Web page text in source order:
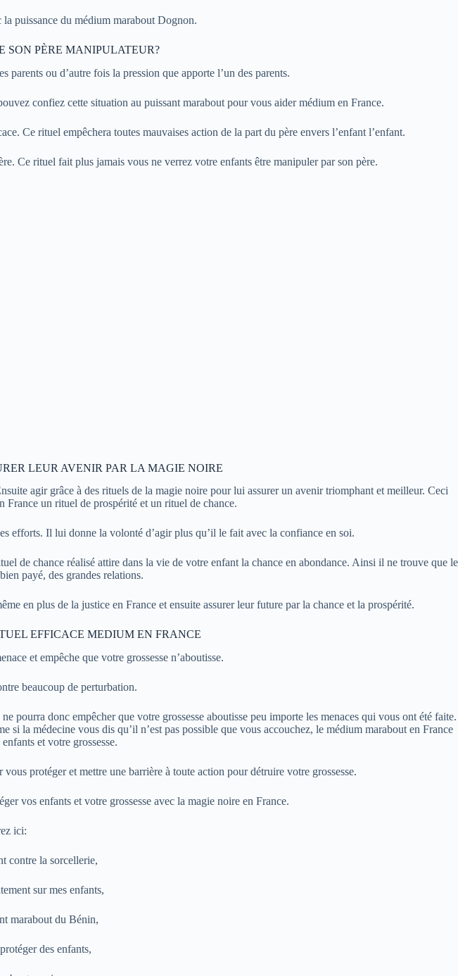
puissance du médium marabout Dognon.
SON PÈRE MANIPULATEUR?
parents ou d’autre fois la pression que apporte l’un des parents.
confiez cette situation au puissant marabout pour vous aider médium en France.
Ce rituel empêchera toutes mauvaises action de la part du père envers l’enfant l’enfant.
Ce rituel fait plus jamais vous ne verrez votre enfants être manipuler par son père.
LEUR AVENIR PAR LA MAGIE NOIRE
agir grâce à des rituels de la magie noire pour lui assurer un avenir triomphant et meilleur. Ceci
France un rituel de prospérité et un rituel de chance.
efforts. Il lui donne la volonté d’agir plus qu’il le fait avec la confiance en soi.
de chance réalisé attire dans la vie de votre enfant la chance en abondance. Ainsi il ne trouve que le
payé, des grandes relations.
en plus de la justice en France et ensuite assurer leur future par la chance et la prospérité.
EFFICACE MEDIUM EN FRANCE
et empêche que votre grossesse n’aboutisse.
beaucoup de perturbation.
donc empêcher que votre grossesse aboutisse peu importe les menaces qui vous ont été faite.
la médecine vous dis qu’il n’est pas possible que vous accouchez, le médium marabout en France
et votre grossesse.
protéger et mettre une barrière à toute action pour détruire votre grossesse.
vos enfants et votre grossesse avec la magie noire en France.
ici:
contre la sorcellerie,
sur mes enfants,
marabout du Bénin,
des enfants,